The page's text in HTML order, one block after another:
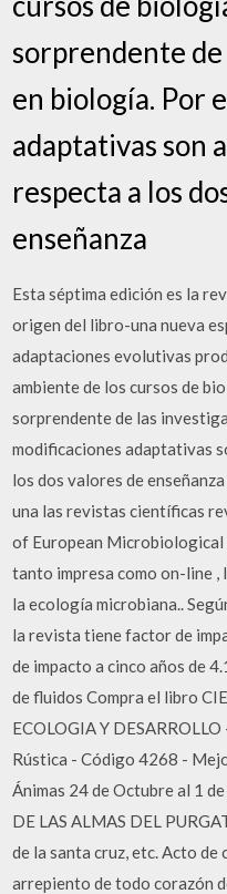
sorprendente
en biología. Por
adaptativas son
respecta a los
enseñanza
Esta séptima edición es la
origen del libro-una nueva
adaptaciones evolutivas
ambiente de los cursos de
sorprendente de las
modificaciones adaptativas
los dos valores de
una las revistas científicas
of European Microbiological
tanto impresa como on-line ,
la ecología microbiana..
la revista tiene factor de
de impacto a cinco años de
de fluidos Compra el libro
ECOLOGIA Y
Rústica - Código 4268 -
Ánimas 24 de Octubre al 1
DE LAS ALMAS DEL
de la santa cruz, etc. Acto de
arrepiento de todo corazón